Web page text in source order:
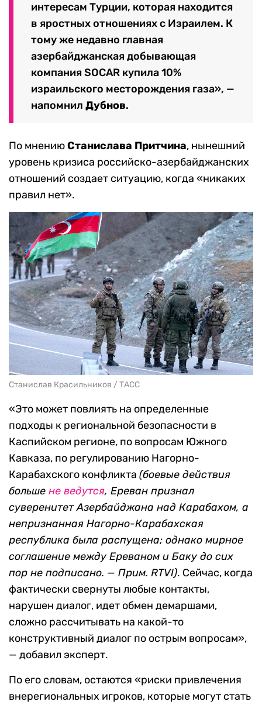
интересам Турции, которая находится
в яростных отношениях с Израилем. К
тому же недавно главная
азербайджанская добывающая
компания SOCAR купила 10%
израильского месторождения газа», —
напомнил Дубнов.
По мнениюСтанислава Притчина, нынешний
уровень кризиса российско-азербайджанских
отношений создает ситуацию, когда «никаких
правил нет».
Станислав Красильников / ТАСС
«Это может повлиять на определенные
подходы к региональной безопасности в
Каспийском регионе, по вопросам Южного
Кавказа, по регулированию Нагорно-
Карабахского конфликта (боевые действия
больше не ведутся, Ереван признал
суверенитет Азербайджана над Карабахом, а
непризнанная Нагорно-Карабахская
республика была распущена; однако мирное
соглашение между Ереваном и Баку до сих
пор не подписано. — Прим. RTVI). Сейчас, когда
фактически свернуты любые контакты,
нарушен диалог, идет обмен демаршами,
сложно рассчитывать на какой-то
конструктивный диалог по острым вопросам»,
— добавил эксперт.
По его словам, остаются «риски привлечения
внерегиональных игроков, которые могут стать